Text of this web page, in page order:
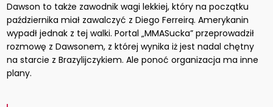
Dawson to także zawodnik wagi lekkiej, który na początku
października miał zawalczyć z Diego Ferreirą. Amerykanin
wypadł jednak z tej walki. Portal „MMASucka” przeprowadził
rozmowę z Dawsonem, z której wynika iż jest nadal chętny
na starcie z Brazylijczykiem. Ale ponoć organizacja ma inne
plany.